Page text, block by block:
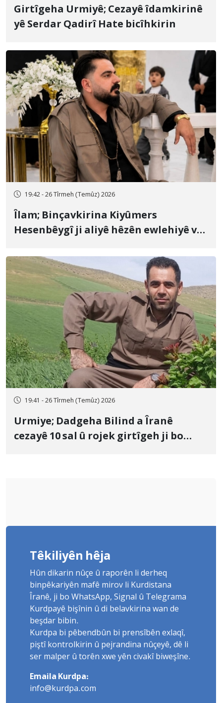
Girtîgeha Urmiyê; Cezayê îdamkirinê
yê Serdar Qadirî Hate bicîhkirin
19:42 - 26 Tîrmeh (Temûz) 2026
Îlam; Binçavkirina Kiyûmers
Hesenbêygî ji aliyê hêzên ewlehiyê ve
19:41 - 26 Tîrmeh (Temûz) 2026
Urmiye; Dadgeha Bilind a Îranê
cezayê 10 sal û rojek girtîgeh ji bo
Têkiliyên hêja
Hûn dikarin nûçe û raporên li derheq
binpêkariyên mafê mirov li Kurdistana
Îranê, ji bo WhatsApp, Signal û Telegrama
Kurdpayê bişînin û di belavkirina wan de
beşdar bibin.
Kurdpa bi pêbendbûn bi prensîbên exlaqî,
piştî kontrolkirin û pejrandina nûçeyê, dê li
ser malper û torên xwe yên civakî biweşîne.
Emaila Kurdpa:
info@kurdpa.com